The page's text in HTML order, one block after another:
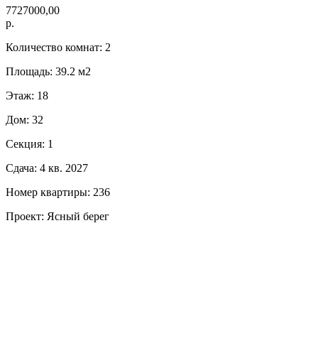
7727000,00
р.
Количество комнат: 2
Площадь: 39.2 м2
Этаж: 18
Дом: 32
Секция: 1
Сдача: 4 кв. 2027
Номер квартиры: 236
Проект: Ясный берег